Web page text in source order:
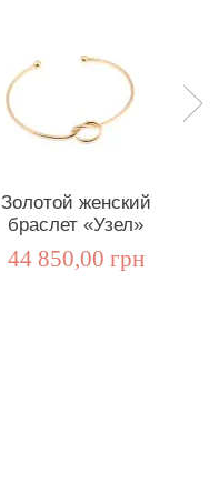
Золотой женский
браслет «Узел»
44 850,00 грн